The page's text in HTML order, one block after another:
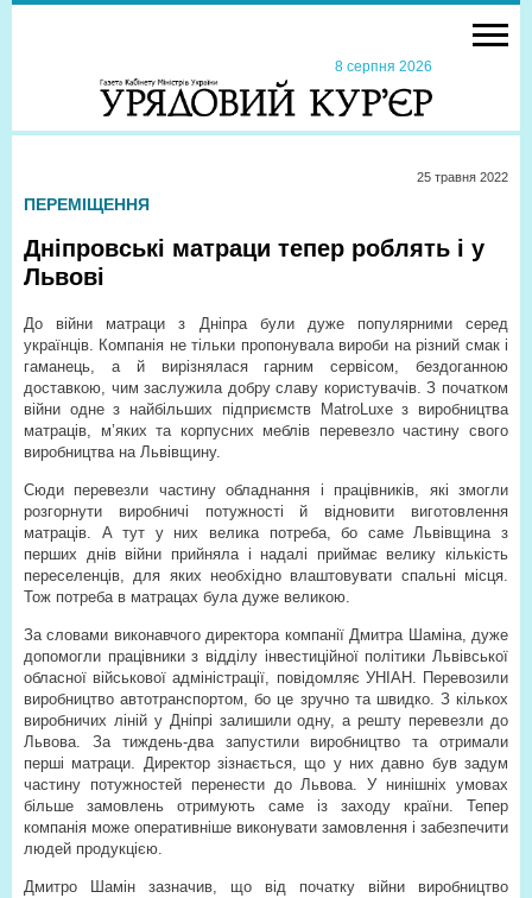
8 серпня 2026
25 травня 2022
ПЕРЕМІЩЕННЯ
Дніпровські матраци тепер роблять і у
Львові
До війни матраци з Дніпра були дуже популярними серед
українців. Компанія не тільки пропонувала вироби на різний смак і
гаманець, а й вирізнялася гарним сервісом, бездоганною
доставкою, чим заслужила добру славу користувачів. З початком
війни одне з найбільших підприємств MatroLuxe з виробництва
матраців, м’яких та корпусних меблів перевезло частину свого
виробництва на Львівщину.
Сюди перевезли частину обладнання і працівників, які змогли
розгорнути виробничі потужності й відновити виготовлення
матраців. А тут у них велика потреба, бо саме Львівщина з
перших днів війни прийняла і надалі приймає велику кількість
переселенців, для яких необхідно влаштовувати спальні місця.
Тож потреба в матрацах була дуже великою.
За словами виконавчого директора компанії Дмитра Шаміна, дуже
допомогли працівники з відділу інвестиційної політики Львівської
обласної військової адміністрації, повідомляє УНІАН. Перевозили
виробництво автотранспортом, бо це зручно та швидко. З кількох
виробничих ліній у Дніпрі залишили одну, а решту перевезли до
Львова. За тиждень-два запустили виробництво та отримали
перші матраци. Директор зізнається, що у них давно був задум
частину потужностей перенести до Львова. У нинішніх умовах
більше замовлень отримують саме із заходу країни. Тепер
компанія може оперативніше виконувати замовлення і забезпечити
людей продукцією.
Дмитро Шамін зазначив, що від початку війни виробництво